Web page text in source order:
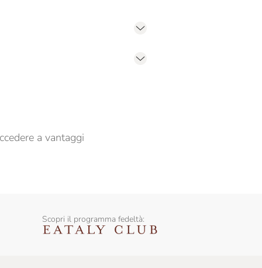
a vantaggi
Scopri il programma fedeltà: